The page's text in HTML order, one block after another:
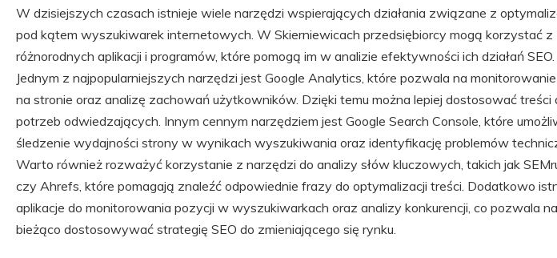
W dzisiejszych czasach istnieje wiele narzędzi wspierających działania związane z
pod kątem wyszukiwarek internetowych. W Skierniewicach przedsiębiorcy mogą korzystać z
różnorodnych aplikacji i programów, które pomogą im w analizie efektywności ich działań SEO.
Jednym z najpopularniejszych narzędzi jest Google Analytics, które pozwala na monitorowanie
na stronie oraz analizę zachowań użytkowników. Dzięki temu można lepiej dostosować treści
potrzeb odwiedzających. Innym cennym narzędziem jest Google Search Console, które
śledzenie wydajności strony w wynikach wyszukiwania oraz identyfikację problemów
Warto również rozważyć korzystanie z narzędzi do analizy słów kluczowych, takich jak
czy Ahrefs, które pomagają znaleźć odpowiednie frazy do optymalizacji treści. Dodatkowo
aplikacje do monitorowania pozycji w wyszukiwarkach oraz analizy konkurencji, co pozwala na
bieżąco dostosowywać strategię SEO do zmieniającego się rynku.